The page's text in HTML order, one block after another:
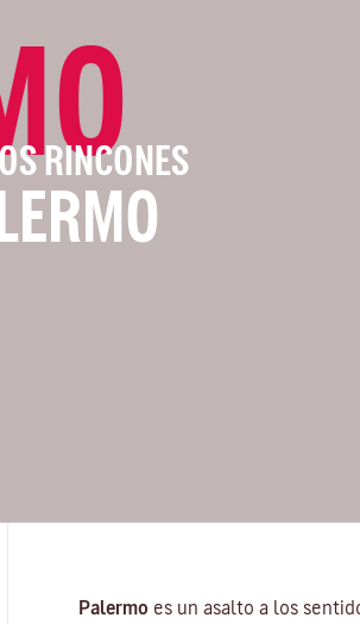
RINCONES
Palermo es un asalto a los